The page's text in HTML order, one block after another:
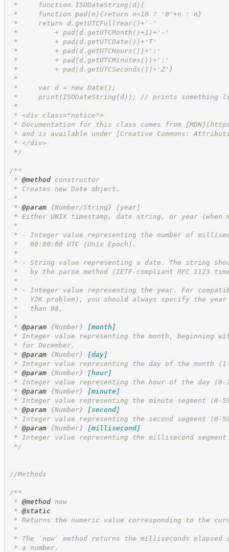
*     function ISODateString(d){
*     function pad(n){return n<10 ? '0'+n : n}
*     return d.getUTCFullYear()+'-'
*         + pad(d.getUTCMonth()+1)+'-'
*         + pad(d.getUTCDate())+'T'
*         + pad(d.getUTCHours())+':'
*         + pad(d.getUTCMinutes())+':'
*         + pad(d.getUTCSeconds())+'Z'}
*
*     var d = new Date();
*     print(ISODateString(d)); // prints something
*
* <div class="notice">
* Documentation for this class comes from [MDN](
* and is available under [Creative Commons:
* </div>
*/
/**
* @method constructor
* Creates new Date object.
*
* @param {Number/String} [year]
* Either UNIX timestamp, date string, or year (when
*
* - Integer value representing the number of
*   00:00:00 UTC (Unix Epoch).
*
* - String value representing a date. The string
*   by the parse method (IETF-compliant RFC 1123
*
* - Integer value representing the year. For
*   Y2K problem), you should always specify the
*   than 98.
*
* @param {Number}
[month]
* Integer value representing the month, beginning
* for December.
* @param {Number}
[day]
* Integer value representing the day of the month
* @param {Number}
[hour]
* Integer value representing the hour of the day
* @param {Number}
[minute]
* Integer value representing the minute segment (0-
* @param {Number}
[second]
* Integer value representing the second segment (0-
* @param {Number}
[millisecond]
* Integer value representing the millisecond
*/
//Methods
/**
* @method now
* @static
* Returns the numeric value corresponding to the
*
* The `now` method returns the milliseconds elapsed
* a number.